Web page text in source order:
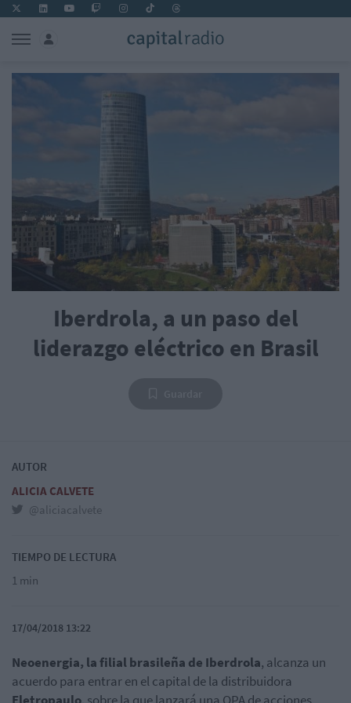
Iberdrola, a un paso del
liderazgo eléctrico en Brasil
AUTOR
ALICIA CALVETE
@aliciacalvete
TIEMPO DE LECTURA
1 min
17/04/2018 13:22
Neoenergia, la filial brasileña de Iberdrola, alcanza un
acuerdo para entrar en el capital de la distribuidora